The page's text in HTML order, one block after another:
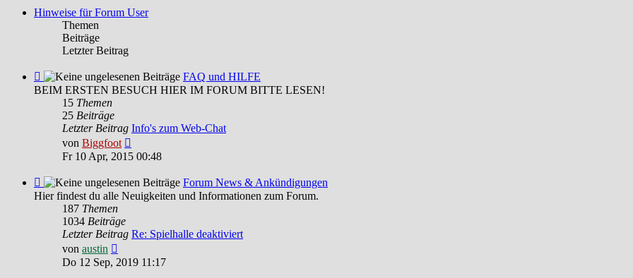
Hinweise für Forum User
Themen
Beiträge
Letzter Beitrag
Feed
-
HILFE
FAQ und HILFE
BEIM ERSTEN BESUCH HIER IM FORUM BITTE LESEN!
15 Themen
25 Beiträge
Letzter Beitrag Info's zum Web-Chat
von Biggfoot
Beitrag
Fr 10 Apr, 2015 00:48
Feed
-
Forum
News
Ankündigungen
Forum News & Ankündigungen
Hier findest du alle Neuigkeiten und Informationen zum Forum.
187 Themen
1034 Beiträge
Letzter Beitrag Re: Spielhalle deaktiviert
von austin
Beitrag
Do 12 Sep, 2019 11:17